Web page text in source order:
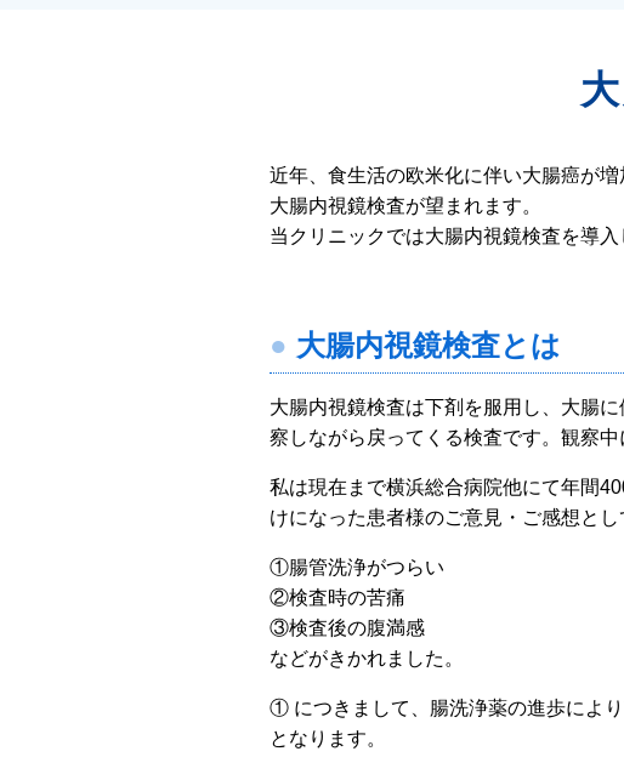
近年、食生活の欧米化に伴い大腸癌が
大腸内視鏡検査が望まれます。
当クリニックでは大腸内視鏡検査を導
大腸内視鏡検査とは
大腸内視鏡検査は下剤を服用し、大腸
察しながら戻ってくる検査です。観察
私は現在まで横浜総合病院他にて年間
けになった患者様のご意見・ご感想とし
①腸管洗浄がつらい
②検査時の苦痛
③検査後の腹満感
などがきかれました。
① につきまして、腸洗浄薬の進歩によ
となります。